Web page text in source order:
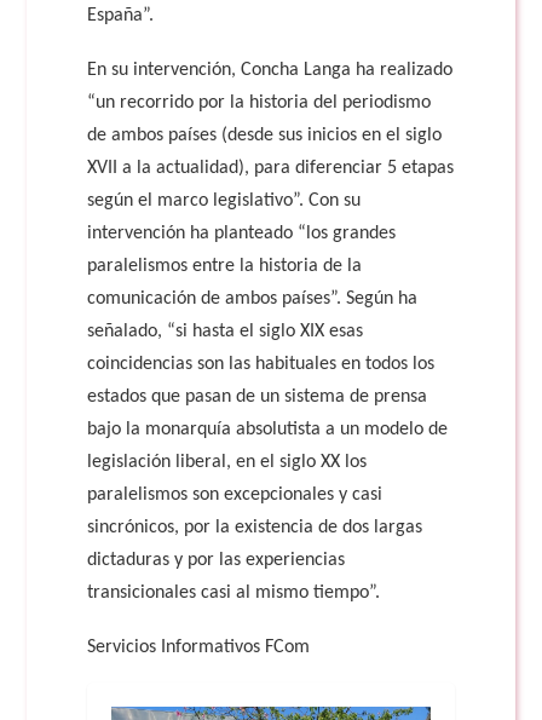
España”.
En su intervención, Concha Langa ha realizado
“un recorrido por la historia del periodismo
de ambos países (desde sus inicios en el siglo
XVII a la actualidad), para diferenciar 5 etapas
según el marco legislativo”. Con su
intervención ha planteado “los grandes
paralelismos entre la historia de la
comunicación de ambos países”. Según ha
señalado, “si hasta el siglo XIX esas
coincidencias son las habituales en todos los
estados que pasan de un sistema de prensa
bajo la monarquía absolutista a un modelo de
legislación liberal, en el siglo XX los
paralelismos son excepcionales y casi
sincrónicos, por la existencia de dos largas
dictaduras y por las experiencias
transicionales casi al mismo tiempo”.
Servicios Informativos FCom